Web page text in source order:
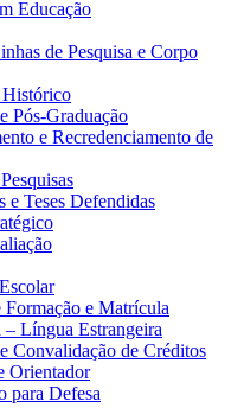
Educação
de Pesquisa e Corpo
Pós-Graduação
e Recredenciamento de
e Teses Defendidas
Formação e Matrícula
Língua Estrangeira
Convalidação de Créditos
Orientador
para Defesa